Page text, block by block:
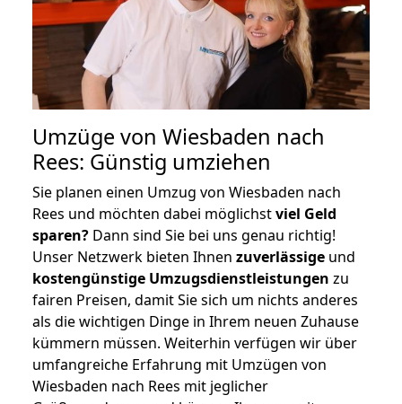
Umzüge von Wiesbaden nach
Rees: Günstig umziehen
Sie planen einen Umzug von Wiesbaden nach
Rees und möchten dabei möglichstviel Geld
sparen? Dann sind Sie bei uns genau richtig!
Unser Netzwerk bieten Ihnen zuverlässige und
kostengünstige Umzugsdienstleistungen zu
fairen Preisen, damit Sie sich um nichts anderes
als die wichtigen Dinge in Ihrem neuen Zuhause
kümmern müssen. Weiterhin verfügen wir über
umfangreiche Erfahrung mit Umzügen von
Wiesbaden nach Rees mit jeglicher